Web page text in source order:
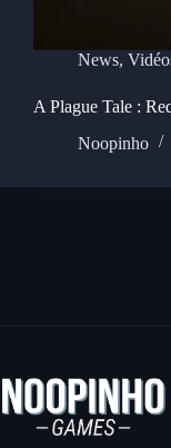
News,
A Plague Tale :
Noopinho